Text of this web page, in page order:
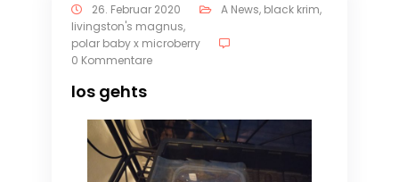
26. Februar 2020 A News, black krim,
livingston's magnus,
polar baby x microberry
0 Kommentare
los gehts